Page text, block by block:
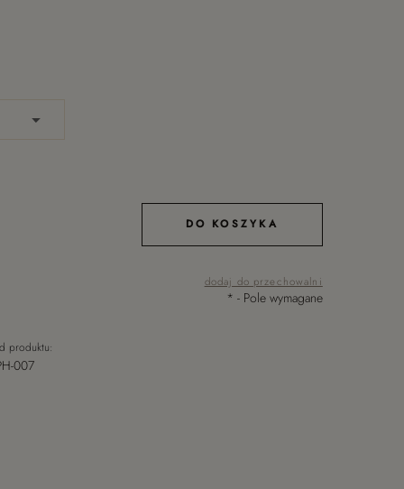
DO KOSZYKA
dodaj do przechowalni
* - Pole wymagane
produktu:
007